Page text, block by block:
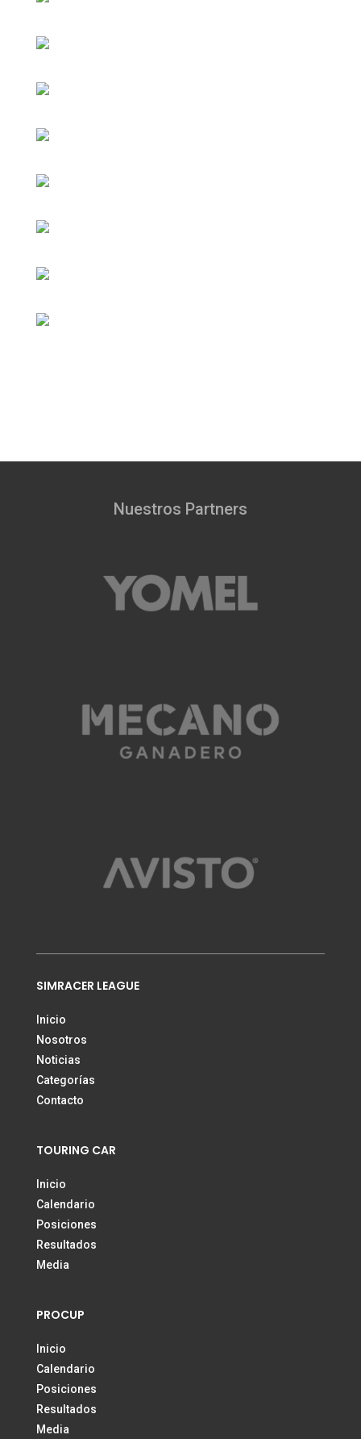
Nuestros Partners
SIMRACER LEAGUE
Inicio
Nosotros
Noticias
Categorías
Contacto
TOURING CAR
Inicio
Calendario
Posiciones
Resultados
Media
PROCUP
Inicio
Calendario
Posiciones
Resultados
Media